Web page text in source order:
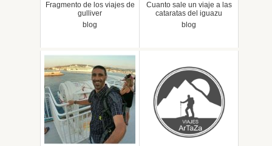
Fragmento de los viajes de
gulliver
blog
Cuanto sale un viaje a las
cataratas del iguazu
blog